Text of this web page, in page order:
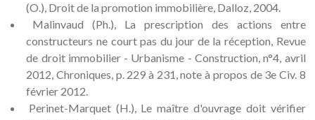
(O.), Droit de la promotion immobilière, Dalloz, 2004.
Malinvaud (Ph.), La prescription des actions entre
constructeurs ne court pas du jour de la réception, Revue
de droit immobilier - Urbanisme - Construction, n°4, avril
2012, Chroniques, p. 229 à 231, note à propos de 3e Civ. 8
février 2012.
Perinet-Marquet (H.), Le maître d'ouvrage doit vérifier